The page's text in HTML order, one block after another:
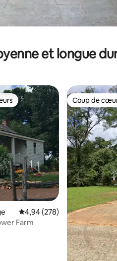
et longue
commentaires : 4,97 sur 5
les plus appréciés
Évaluation moyenne sur la
4,94 (278)
Farm
Coup de
Coup de